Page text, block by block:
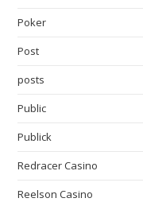
Poker
Post
posts
Public
Publick
Redracer Casino
Reelson Casino